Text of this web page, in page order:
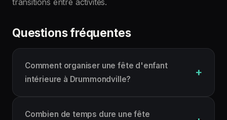
Questions fréquentes
Comment organiser une fête d'enfant
intérieure à Drummondville?
Combien de temps dure une fête